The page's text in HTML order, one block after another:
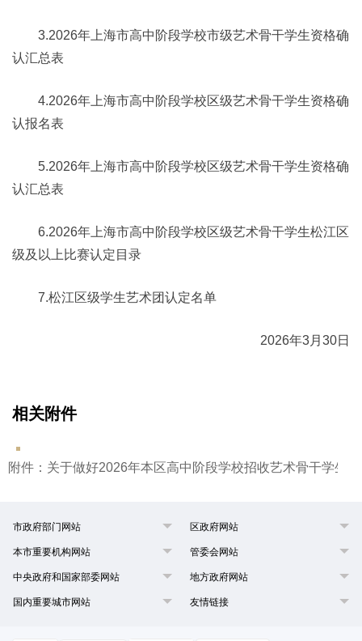
3.2026年上海市高中阶段学校市级艺术骨干学生资格确
认汇总表
4.2026年上海市高中阶段学校区级艺术骨干学生资格确
认报名表
5.2026年上海市高中阶段学校区级艺术骨干学生资格确
认汇总表
6.2026年上海市高中阶段学校区级艺术骨干学生松江区
级及以上比赛认定目录
7.松江区级学生艺术团认定名单
2026年3月30日
相关附件
附件：关于做好2026年本区高中阶段学校招收艺术骨干学生
市政府部门网站 区政府网站
本市重要机构网站 管委会网站
中央政府和国家部委网站 地方政府网站
国内重要城市网站 友情链接